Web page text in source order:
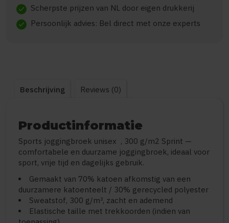
check Scherpste prijzen van NL door eigen drukkerij
check Persoonlijk advies: Bel direct met onze experts
Beschrijving Reviews (0)
Productinformatie
Sports joggingbroek unisex , 300 g/m2 Sprint —
comfortabele en duurzame joggingbroek, ideaal voor
sport, vrije tijd en dagelijks gebruik.
Gemaakt van 70% katoen afkomstig van een
duurzamere katoenteelt / 30% gerecycled polyester
Sweatstof, 300 g/m², zacht en ademend
Elastische taille met trekkoorden (indien van